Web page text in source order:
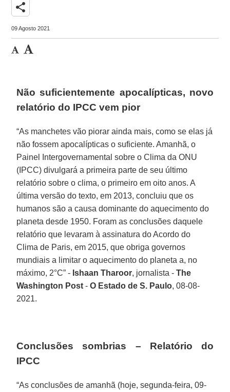
share
09 Agosto 2021
Não suficientemente apocalípticas, novo
relatório do IPCC vem pior
“As manchetes vão piorar ainda mais, como se elas já
não fossem apocalípticas o suficiente. Amanhã, o
Painel Intergovernamental sobre o Clima da ONU
(IPCC) divulgará a primeira parte de seu último
relatório sobre o clima, o primeiro em oito anos. A
última versão do texto, em 2013, concluiu que os
humanos são a causa dominante do aquecimento do
planeta desde 1950. Foram as conclusões daquele
relatório que levaram à assinatura do Acordo do
Clima de Paris, em 2015, que obriga governos
mundiais a limitar o aquecimento do planeta a, no
máximo, 2°C” - Ishaan Tharoor, jornalista -The
Washington Post -O Estado de S. Paulo, 08-08-
2021.
Conclusões sombrias – Relatório do
IPCC
“As conclusões de amanhã (hoje, segunda-feira, 09-